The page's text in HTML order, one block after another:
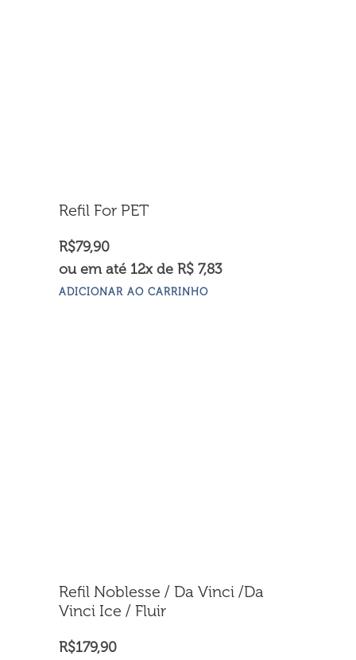
Refil For PET
R$79,90
ou em até 12x de R$ 7,83
ADICIONAR AO CARRINHO
Refil Noblesse / Da Vinci /Da
Vinci Ice / Fluir
R$179,90